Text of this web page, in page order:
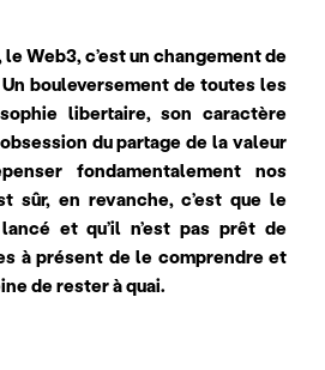
le Web3, c’est un changement de
bouleversement de toutes les
libertaire, son caractère
du partage de la valeur
fondamentalement nos
sûr, en revanche, c’est que le
et qu’il n’est pas prêt de
à présent de le comprendre et
de rester à quai.